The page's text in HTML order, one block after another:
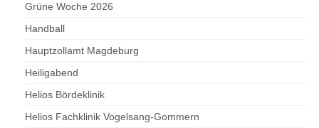
Grüne Woche 2026
Handball
Hauptzollamt Magdeburg
Heiligabend
Helios Bördeklinik
Helios Fachklinik Vogelsang-Gommern